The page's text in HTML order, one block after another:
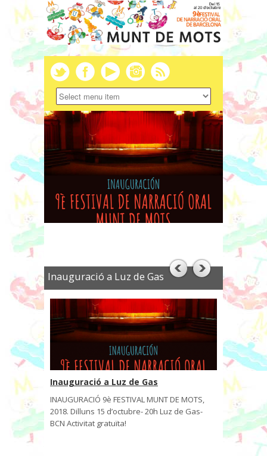
Inauguració a Luz de Gas
Inauguració a Luz de Gas
INAUGURACIÓ 9è FESTIVAL MUNT DE MOTS,
2018. Dilluns 15 d’octubre- 20h Luz de Gas-
BCN Activitat gratuïta!